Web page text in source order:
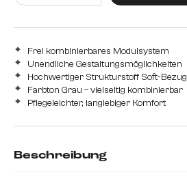
Frei kombinierbares Modulsystem
Unendliche Gestaltungsmöglichkeiten
Hochwertiger Strukturstoff Soft-Bezug
Farbton Grau – vielseitig kombinierbar
Pflegeleichter, langlebiger Komfort
Beschreibung